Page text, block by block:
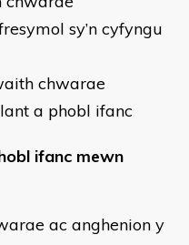
sy’n cyfyngu
chwarae
a phobl ifanc
ifanc mewn
ac anghenion y